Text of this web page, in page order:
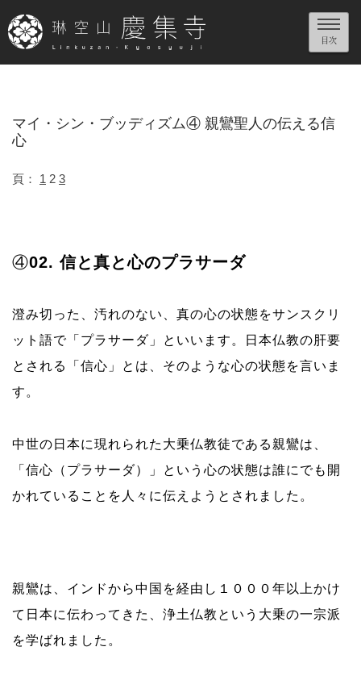
マイ・シン・ブッディズム④ 親鸞聖人の伝える信
心
頁： 1 2 3
④02. 信と真と心のプラサーダ
澄み切った、汚れのない、真の心の状態をサンスクリ
ット語で「プラサーダ」といいます。日本仏教の肝要
とされる「信心」とは、そのような心の状態を言いま
す。
中世の日本に現れられた大乗仏教徒である親鸞は、
「信心（プラサーダ）」という心の状態は誰にでも開
かれていることを人々に伝えようとされました。
親鸞は、インドから中国を経由し１０００年以上かけ
て日本に伝わってきた、浄土仏教という大乗の一宗派
を学ばれました。